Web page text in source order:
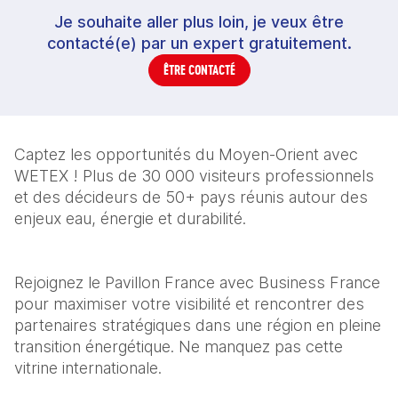
Je souhaite aller plus loin, je veux être
contacté(e) par un expert gratuitement.
ÊTRE CONTACTÉ
Captez les opportunités du Moyen-Orient avec
WETEX ! Plus de 30 000 visiteurs professionnels
et des décideurs de 50+ pays réunis autour des
enjeux eau, énergie et durabilité.
Rejoignez le Pavillon France avec Business France
pour maximiser votre visibilité et rencontrer des
partenaires stratégiques dans une région en pleine
transition énergétique. Ne manquez pas cette
vitrine internationale.